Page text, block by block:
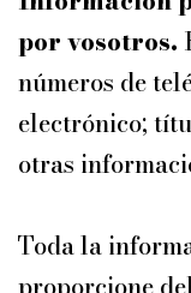
por vosotros.
números de
electrónico;
otras
Toda la